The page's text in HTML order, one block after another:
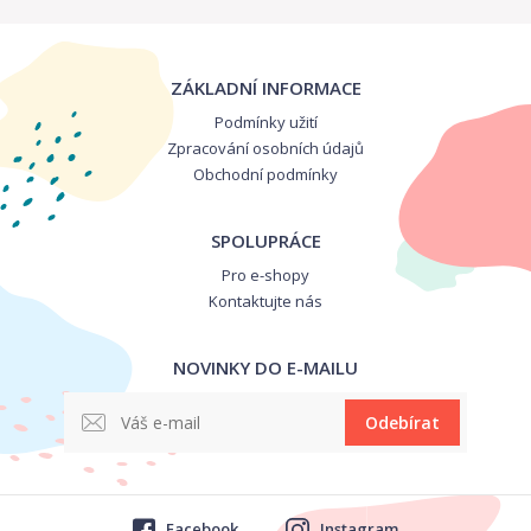
ZÁKLADNÍ INFORMACE
Podmínky užití
Zpracování osobních údajů
Obchodní podmínky
SPOLUPRÁCE
Pro e-shopy
Kontaktujte nás
NOVINKY DO E-MAILU
Odebírat